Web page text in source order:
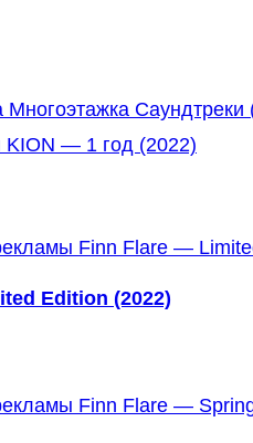
Саундтреки
— 1 год (2022)
Edition (2022)